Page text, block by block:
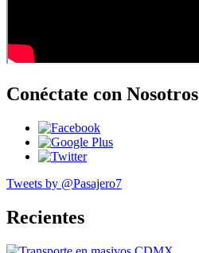
Conéctate con Nosotros
Tweets by @Pasajero7
Recientes